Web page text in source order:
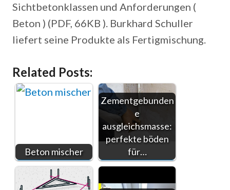
Sichtbetonklassen und Anforderungen (
Beton ) (PDF, 66KB ). Burkhard Schuller
liefert seine Produkte als Fertigmischung.
Related Posts:
Beton mischer
Zementgebunden
e
ausgleichsmasse:
perfekte böden
für…